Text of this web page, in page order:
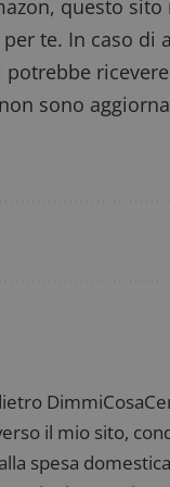
questo
te. In caso
sono
il mio sito,
spesa
test_cookie